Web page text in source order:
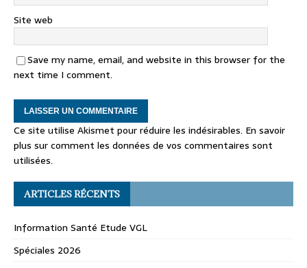
Site web
Save my name, email, and website in this browser for the
next time I comment.
Ce site utilise Akismet pour réduire les indésirables. En savoir
plus sur comment les données de vos commentaires sont
utilisées.
ARTICLES RÉCENTS
Information Santé Etude VGL
Spéciales 2026